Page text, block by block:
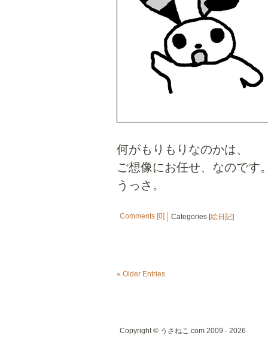
何がもりもりなのかは、
ご想像にお任せ、なのです
うっさ。
Comments [0] Categories [絵日記]
« Older Entries
Copyright © うさねこ.com 2009 - 2026